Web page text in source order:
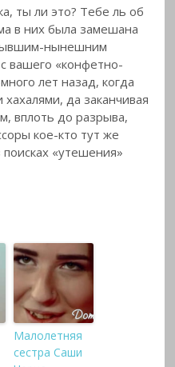
ты ли это? Тебе ль об
в них была замешана
нынешним
вашего «конфетно-
лет назад, когда
да заканчивая
вплоть до разрыва,
кое-кто тут же
поисках «утешения»
Малолетняя
сестра Саши